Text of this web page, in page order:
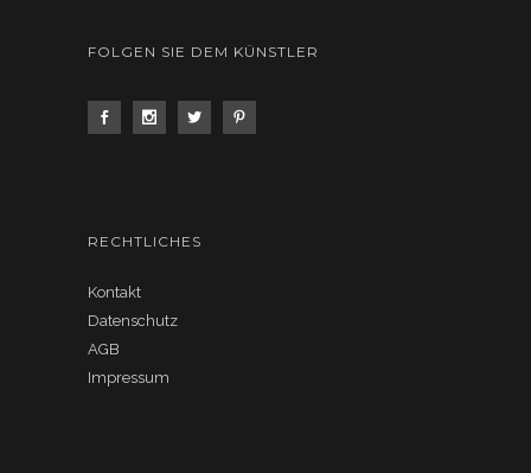
FOLGEN SIE DEM KÜNSTLER
RECHTLICHES
Kontakt
Datenschutz
AGB
Impressum